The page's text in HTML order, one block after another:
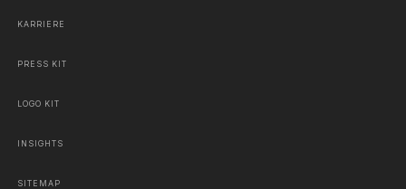
KARRIERE
PRESS KIT
LOGO KIT
INSIGHTS
SITEMAP